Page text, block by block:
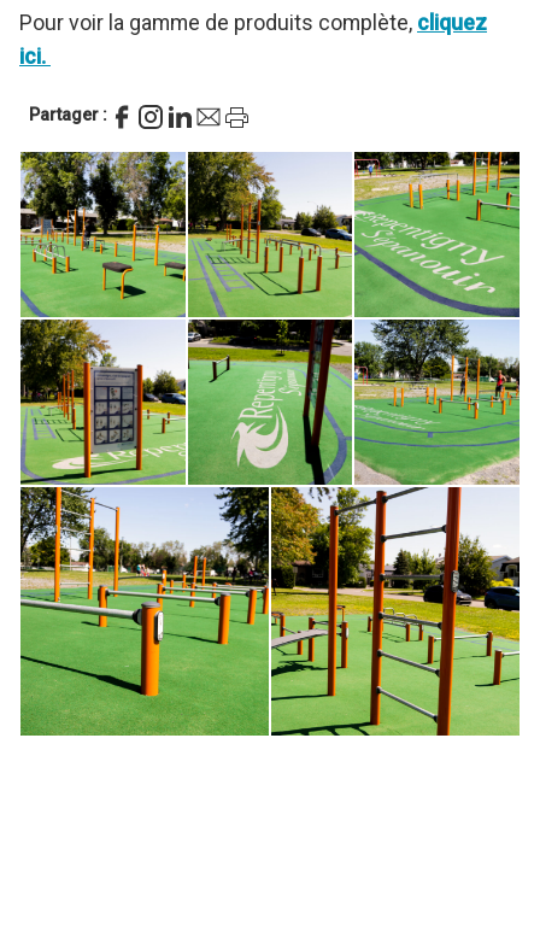
Pour voir la gamme de produits complète, cliquez
ici.
Partager :